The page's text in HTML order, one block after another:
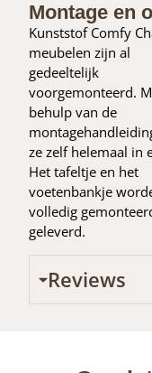
Montage en
Kunststof Comfy
meubelen zijn al
gedeeltelijk
voorgemonteerd.
behulp van de
ze zelf helemaal in
Het tafeltje en het
voetenbankje
volledig
geleverd.
Reviews